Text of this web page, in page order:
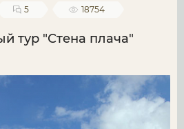
5 18754
тур "Стена плача"